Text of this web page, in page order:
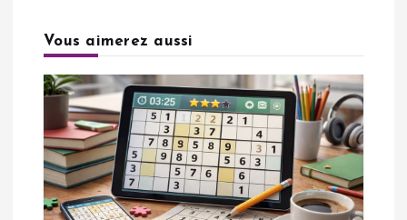
o
n
d
e
Vous aimerez aussi